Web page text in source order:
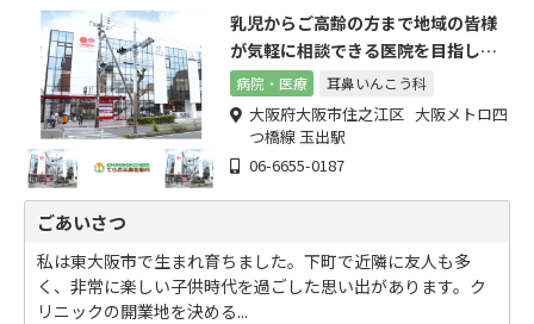
乳児からご高齢の方まで地域の皆様
が気軽に相談できる医院を目指して
います。
病院・医療 耳鼻いんこう科
大阪府大阪市住之江区 大阪メトロ四
つ橋線 玉出駅
06-6655-0187
ごあいさつ
私は東大阪市で生まれ育ちました。下町で近隣に友人も多
く、非常に楽しい子供時代を過ごした思い出があります。ク
リニックの開業地を決める...